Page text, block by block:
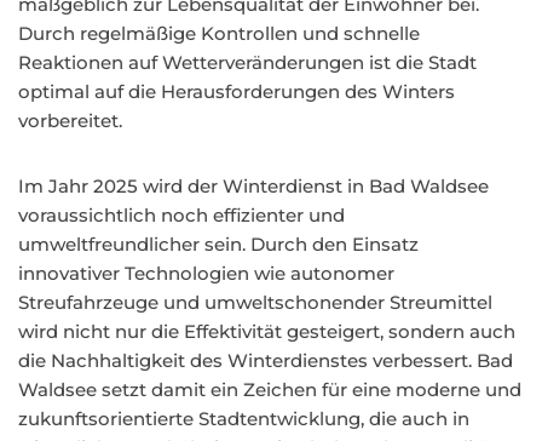
Durch regelmäßige Kontrollen und schnelle
Reaktionen auf Wetterveränderungen ist die Stadt
optimal auf die Herausforderungen des Winters
vorbereitet.
Im Jahr 2025 wird der Winterdienst in Bad Waldsee
voraussichtlich noch effizienter und
umweltfreundlicher sein. Durch den Einsatz
innovativer Technologien wie autonomer
Streufahrzeuge und umweltschonender Streumittel
wird nicht nur die Effektivität gesteigert, sondern auch
die Nachhaltigkeit des Winterdienstes verbessert. Bad
Waldsee setzt damit ein Zeichen für eine moderne und
zukunftsorientierte Stadtentwicklung, die auch in